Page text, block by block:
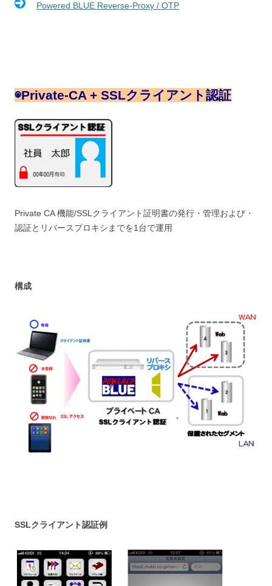
Powered BLUE Reverse-Proxy / OTP
◉Private-CA + SSLクライアント認証
Private CA 機能/SSLクライアント証明書の発行・管理および・
認証とリバースプロキシまでを1台で運用
構成
SSLクライアント認証例